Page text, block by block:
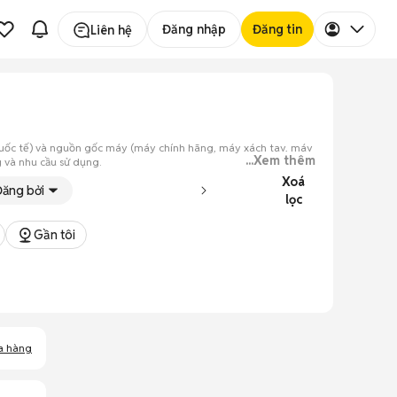
Liên hệ Đăng nhập Đăng tin
tế) và nguồn gốc máy (máy chính hãng, máy xách tay, máy
nhu cầu sử dụng.
bạn có thể tải toàn bộ giáo trình hoặc các bộ phim dài
tác vụ giải trí đa phương tiện.
...Xem thêm
bởi
Xoá
lọc
Gần tôi
hàng